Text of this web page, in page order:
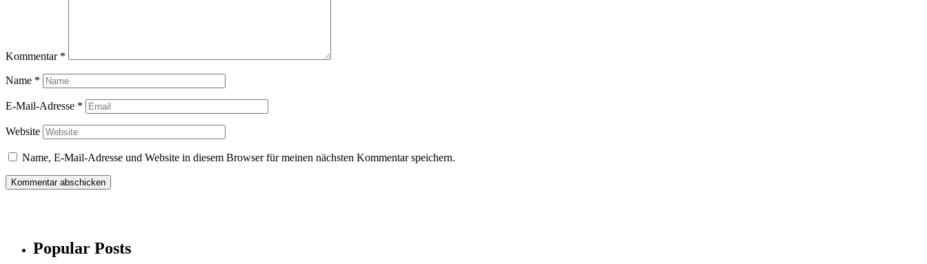
Kommentar *
Name *
E-Mail-Adresse *
Website
Name, E-Mail-Adresse und Website in diesem Browser für meinen nächsten Kommentar speichern.
Popular Posts